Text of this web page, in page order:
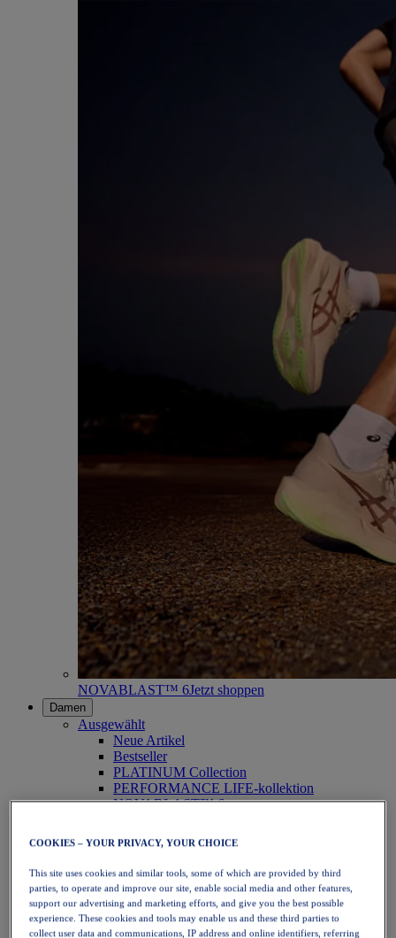
NOVABLAST™ 6Jetzt shoppen
Damen
Ausgewählt
Neue Artikel
Bestseller
PLATINUM Collection
PERFORMANCE LIFE-kollektion
NOVABLAST™ 6
Laufen
Trailrunning
Tennis
Volleyball
Handball
Padel
Korbball
COOKIES – YOUR PRIVACY, YOUR CHOICE
This site uses cookies and similar tools, some of which are provided by third
parties, to operate and improve our site, enable social media and other features,
support our advertising and marketing efforts, and give you the best possible
experience. These cookies and tools may enable us and these third parties to
collect user data and communications, IP address and online identifiers, referring